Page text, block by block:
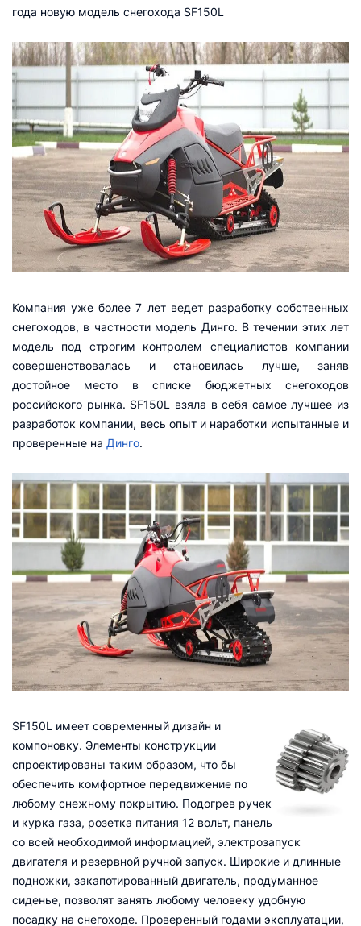
года новую модель снегохода SF150L
Компания уже более 7 лет ведет разработку собственных
снегоходов, в частности модель Динго. В течении этих лет
модель под строгим контролем специалистов компании
совершенствовалась и становилась лучше, заняв
достойное место в списке бюджетных снегоходов
российского рынка. SF150L взяла в себя самое лучшее из
разработок компании, весь опыт и наработки испытанные и
проверенные на Динго.
SF150L имеет современный дизайн и
компоновку. Элементы конструкции
спроектированы таким образом, что бы
обеспечить комфортное передвижение по
любому снежному покрытию. Подогрев ручек
и курка газа, розетка питания 12 вольт, панель
со всей необходимой информацией, электрозапуск
двигателя и резервной ручной запуск. Широкие и длинные
подножки, закапотированный двигатель, продуманное
сиденье, позволят занять любому человеку удобную
посадку на снегоходе. Проверенный годами эксплуатации,